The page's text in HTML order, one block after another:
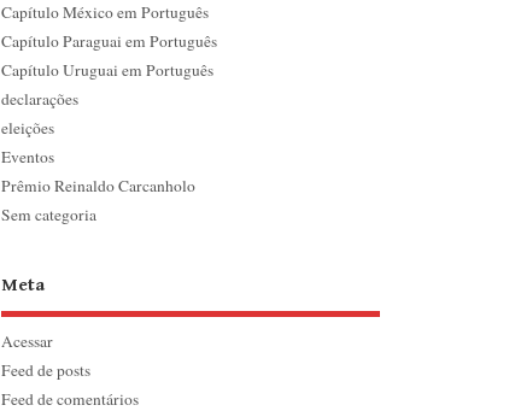
Capítulo México em Português
Capítulo Paraguai em Português
Capítulo Uruguai em Português
declarações
eleições
Eventos
Prêmio Reinaldo Carcanholo
Sem categoria
Meta
Acessar
Feed de posts
Feed de comentários